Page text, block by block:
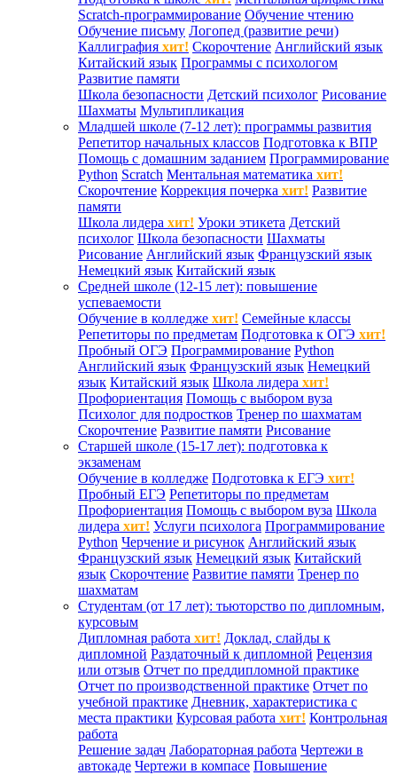
Scratch-программирование Обучение чтению
Обучение письму Логопед (развитие речи)
Каллиграфия хит! Скорочтение Английский язык
Китайский язык Программы с психологом
Развитие памяти
Школа безопасности Детский психолог Рисование
Шахматы Мультипликация
Младшей школе (7-12 лет): программы развития
Репетитор начальных классов Подготовка к ВПР
Помощь с домашним заданием Программирование
Python Scratch Ментальная математика хит!
Скорочтение Коррекция почерка хит! Развитие
памяти
Школа лидера хит! Уроки этикета Детский
психолог Школа безопасности Шахматы
Рисование Английский язык Французский язык
Немецкий язык Китайский язык
Средней школе (12-15 лет): повышение
успеваемости
Обучение в колледже хит! Семейные классы
Репетиторы по предметам Подготовка к ОГЭ хит!
Пробный ОГЭ Программирование Python
Английский язык Французский язык Немецкий
язык Китайский язык Школа лидера хит!
Профориентация Помощь с выбором вуза
Психолог для подростков Тренер по шахматам
Скорочтение Развитие памяти Рисование
Старшей школе (15-17 лет): подготовка к
экзаменам
Обучение в колледже Подготовка к ЕГЭ хит!
Пробный ЕГЭ Репетиторы по предметам
Профориентация Помощь с выбором вуза Школа
лидера хит! Услуги психолога Программирование
Python Черчение и рисунок Английский язык
Французский язык Немецкий язык Китайский
язык Скорочтение Развитие памяти Тренер по
шахматам
Студентам (от 17 лет): тьюторство по дипломным,
курсовым
Дипломная работа хит! Доклад, слайды к
дипломной Раздаточный к дипломной Рецензия
или отзыв Отчет по преддипломной практике
Отчет по производственной практике Отчет по
учебной практике Дневник, характеристика с
места практики Курсовая работа хит! Контрольная
работа
Решение задач Лабораторная работа Чертежи в
автокаде Чертежи в компасе Повышение